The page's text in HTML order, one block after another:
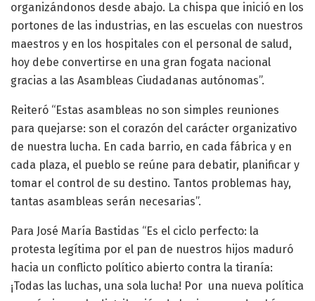
organizándonos desde abajo. La chispa que inició en los
portones de las industrias, en las escuelas con nuestros
maestros y en los hospitales con el personal de salud,
hoy debe convertirse en una gran fogata nacional
gracias a las Asambleas Ciudadanas autónomas”.
Reiteró “Estas asambleas no son simples reuniones
para quejarse: son el corazón del carácter organizativo
de nuestra lucha. En cada barrio, en cada fábrica y en
cada plaza, el pueblo se reúne para debatir, planificar y
tomar el control de su destino. Tantos problemas hay,
tantas asambleas serán necesarias”.
Para José María Bastidas “Es el ciclo perfecto: la
protesta legítima por el pan de nuestros hijos maduró
hacia un conflicto político abierto contra la tiranía:
¡Todas las luchas, una sola lucha! Por una nueva política